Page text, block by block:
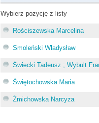
Wybierz pozycję z listy
Rościszewska Marcelina
Smoleński Władysław
Świecki Tadeusz ; Wybult
Świętochowska Maria
Żmichowska Narcyza